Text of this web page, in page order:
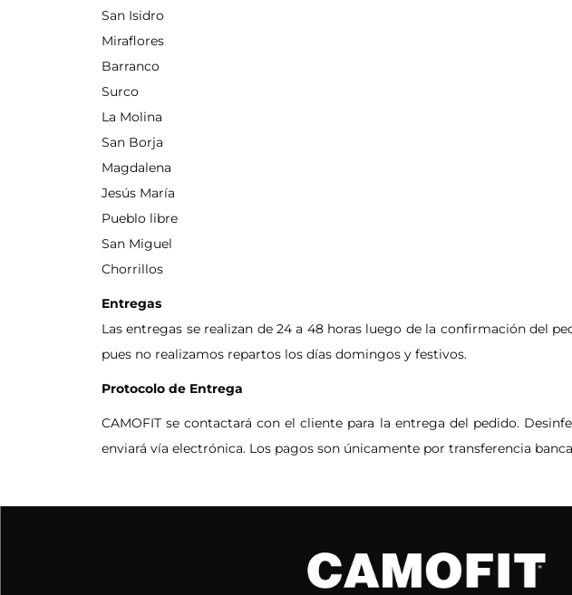
San Isidro
Miraflores
Barranco
Surco
La Molina
San Borja
Magdalena
Jesús María
Pueblo libre
San Miguel
Chorrillos
Entregas
Las entregas se realizan de 24 a 48 horas luego de la confirmación del
pues no realizamos repartos los días domingos y festivos.
Protocolo de Entrega
CAMOFIT se contactará con el cliente para la entrega del pedido.
enviará vía electrónica. Los pagos son únicamente por transferencia